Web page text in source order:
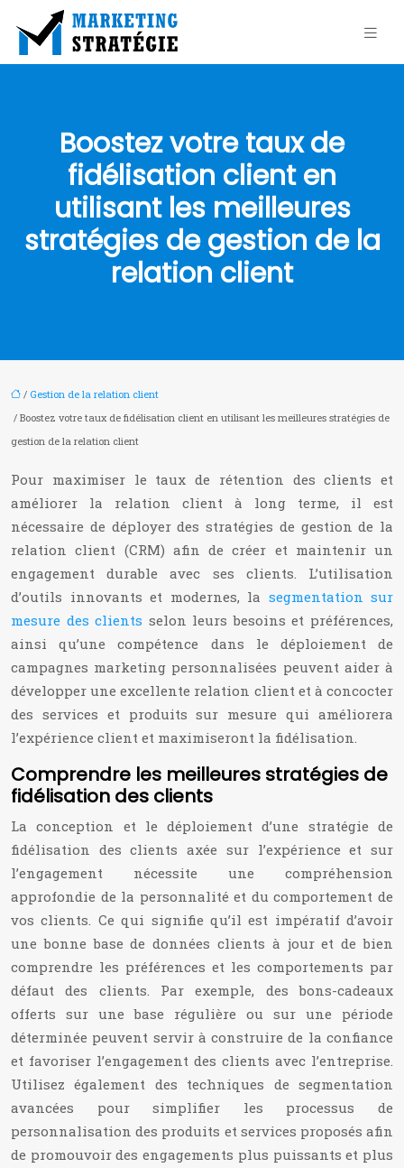
Boostez votre taux de
fidélisation client en
utilisant les meilleures
stratégies de gestion de la
relation client
/ Gestion de la relation client
/ Boostez votre taux de fidélisation client en utilisant les meilleures stratégies de
gestion de la relation client
Pour maximiser le taux de rétention des clients et
améliorer la relation client à long terme, il est
nécessaire de déployer des stratégies de gestion de la
relation client (CRM) afin de créer et maintenir un
engagement durable avec ses clients. L’utilisation
d’outils innovants et modernes, la segmentation sur
mesure des clients selon leurs besoins et préférences,
ainsi qu’une compétence dans le déploiement de
campagnes marketing personnalisées peuvent aider à
développer une excellente relation client et à concocter
des services et produits sur mesure qui améliorera
l’expérience client et maximiseront la fidélisation.
Comprendre les meilleures stratégies de
fidélisation des clients
La conception et le déploiement d’une stratégie de
fidélisation des clients axée sur l’expérience et sur
l’engagement nécessite une compréhension
approfondie de la personnalité et du comportement de
vos clients. Ce qui signifie qu’il est impératif d’avoir
une bonne base de données clients à jour et de bien
comprendre les préférences et les comportements par
défaut des clients. Par exemple, des bons-cadeaux
offerts sur une base régulière ou sur une période
déterminée peuvent servir à construire de la confiance
et favoriser l’engagement des clients avec l’entreprise.
Utilisez également des techniques de segmentation
avancées pour simplifier les processus de
personnalisation des produits et services proposés afin
de promouvoir des engagements plus puissants et plus